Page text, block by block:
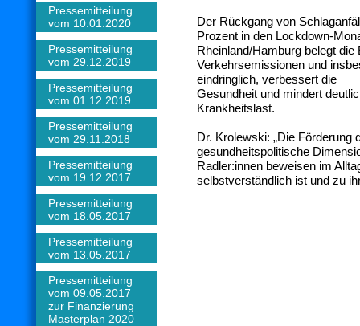
Pressemitteilung
vom 10.01.2020
Pressemitteilung
vom 29.12.2019
Pressemitteilung
vom 01.12.2019
Pressemitteilung
vom 29.11.2018
Pressemitteilung
vom 19.12.2017
Pressemitteilung
vom 18.05.2017
Pressemitteilung
vom 13.05.2017
Pressemitteilung
vom 09.05.2017
zur Finanzierung
Masterplan 2020
Der Rückgang von
Prozent in den Lockdown-
Rheinland/Hamburg belegt
Verkehrsemissionen und
eindringlich, verbessert die
Gesundheit und mindert
Krankheitslast.
Dr. Krolewski: „Die
gesundheitspolitische
Radler:innen beweisen im
selbstverständlich ist und zu